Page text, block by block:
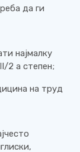
да ги
најмалку
2 а степен;
на труд